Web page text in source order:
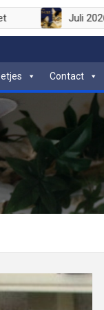
heet
Contact